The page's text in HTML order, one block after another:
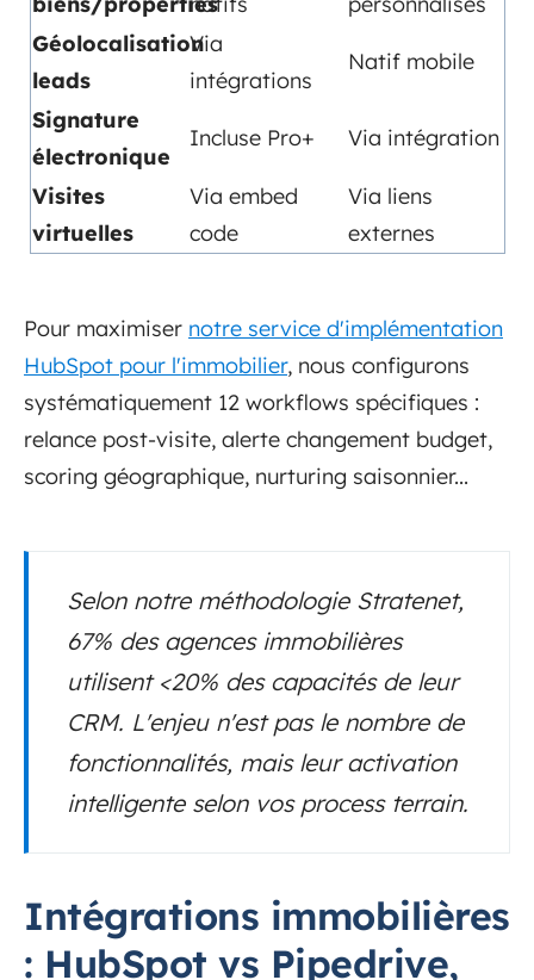
Géolocalisation
leads
Via
intégrations
Natif mobile
Signature
électronique
Incluse Pro+ Via intégration
Visites
virtuelles
Via embed
code
Via liens
externes
Pour maximiser notre service d'implémentation
HubSpot pour l'immobilier, nous configurons
systématiquement 12 workflows spécifiques :
relance post-visite, alerte changement budget,
scoring géographique, nurturing saisonnier...
Selon notre méthodologie Stratenet,
67% des agences immobilières
utilisent <20% des capacités de leur
CRM. L'enjeu n'est pas le nombre de
fonctionnalités, mais leur activation
intelligente selon vos process terrain.
Intégrations immobilières
: HubSpot vs Pipedrive,